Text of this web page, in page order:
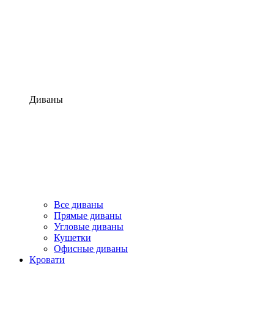
Диваны
Все диваны
Прямые диваны
Угловые диваны
Кушетки
Офисные диваны
Кровати